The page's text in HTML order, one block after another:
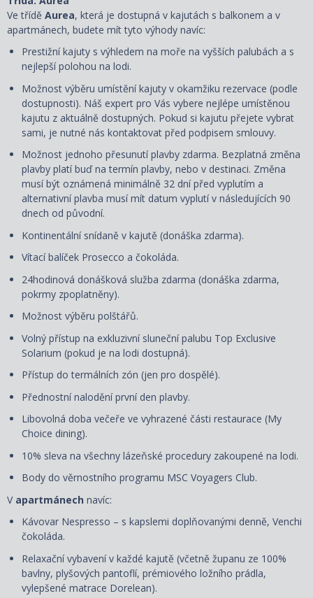
Ve třídě Aurea, která je dostupná v kajutách s balkonem a v
apartmánech, budete mít tyto výhody navíc:
Prestižní kajuty s výhledem na moře na vyšších palubách a s
nejlepší polohou na lodi.
Možnost výběru umístění kajuty v okamžiku rezervace (podle
dostupnosti). Náš expert pro Vás vybere nejlépe umístěnou
kajutu z aktuálně dostupných. Pokud si kajutu přejete vybrat
sami, je nutné nás kontaktovat před podpisem smlouvy.
Možnost jednoho přesunutí plavby zdarma. Bezplatná změna
plavby platí buď na termín plavby, nebo v destinaci. Změna
musí být oznámená minimálně 32 dní před vyplutím a
alternativní plavba musí mít datum vyplutí v následujících 90
dnech od původní.
Kontinentální snídaně v kajutě (donáška zdarma).
Vítací balíček Prosecco a čokoláda.
24hodinová donášková služba zdarma (donáška zdarma,
pokrmy zpoplatněny).
Možnost výběru polštářů.
Volný přístup na exkluzivní sluneční palubu Top Exclusive
Solarium (pokud je na lodi dostupná).
Přístup do termálních zón (jen pro dospělé).
Přednostní nalodění první den plavby.
Libovolná doba večeře ve vyhrazené části restaurace (My
Choice dining).
10% sleva na všechny lázeňské procedury zakoupené na lodi.
Body do věrnostního programu MSC Voyagers Club.
V apartmánech navíc:
Kávovar Nespresso – s kapslemi doplňovanými denně, Venchi
čokoláda.
Relaxační vybavení v každé kajutě (včetně županu ze 100%
bavlny, plyšových pantoflí, prémiového ložního prádla,
vylepšené matrace Dorelean).